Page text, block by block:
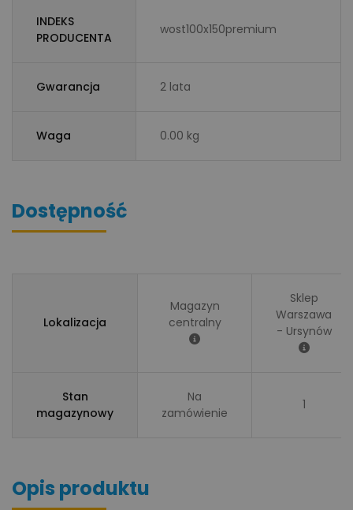
INDEKS
PRODUCENTA
wost100x150premium
Gwarancja 2 lata
Waga 0.00 kg
Dostępność
Lokalizacja
Magazyn
centralny
Sklep
Warszawa
- Ursynów
Stan
magazynowy
Na
zamówienie
1
Opis produktu